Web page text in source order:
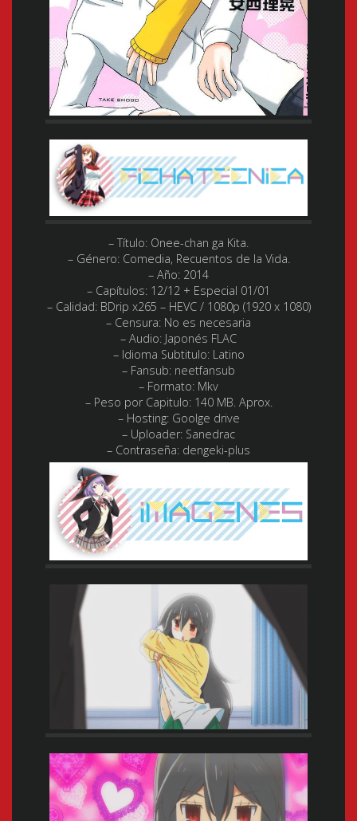
– Título: Onee-chan ga Kita.
– Género:Comedia, Recuentos de la Vida.
– Año: 2014
– Capítulos: 12/12 + Especial 01/01
– Calidad:BDrip x265 – HEVC / 1080p (1920 x 1080)
– Censura: No es necesaria
– Audio: Japonés FLAC
– Idioma Subtitulo:Latino
– Fansub: neetfansub
– Formato: Mkv
– Peso por Capitulo:140 MB. Aprox.
– Hosting:Goolge drive
– Uploader: Sanedrac
– Contraseña: dengeki-plus